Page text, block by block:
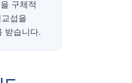
구체적
섭을
받습니다.